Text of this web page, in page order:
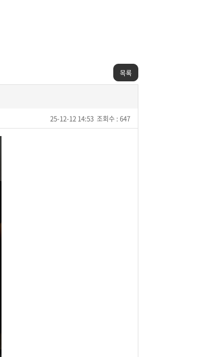
목록
조회수 : 647
25-12-12 14:53